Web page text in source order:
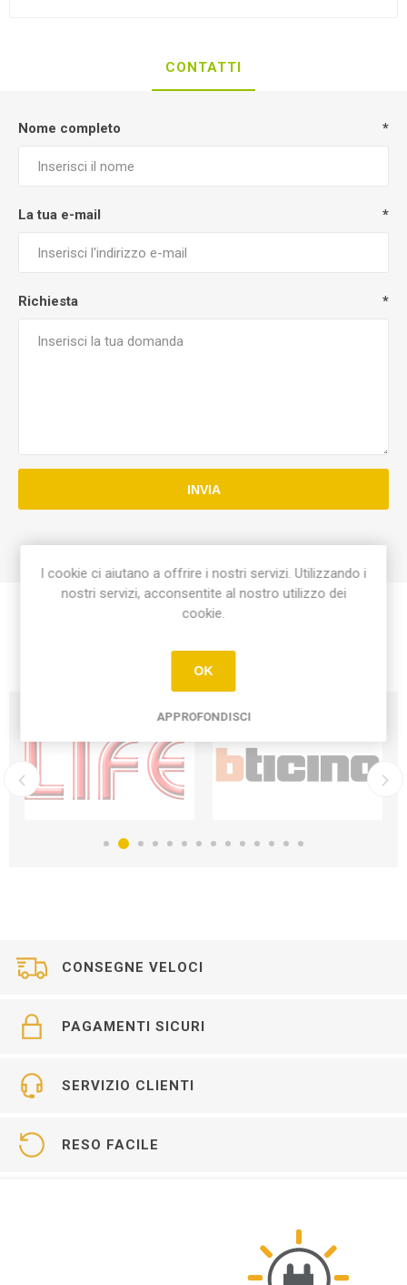
CONTATTI
Nome completo *
La tua e-mail *
Richiesta *
INVIA
CONSEGNE VELOCI
PAGAMENTI SICURI
SERVIZIO CLIENTI
RESO FACILE
I cookie ci aiutano a offrire i nostri servizi. Utilizzando i
nostri servizi, acconsentite al nostro utilizzo dei
cookie.
OK
APPROFONDISCI